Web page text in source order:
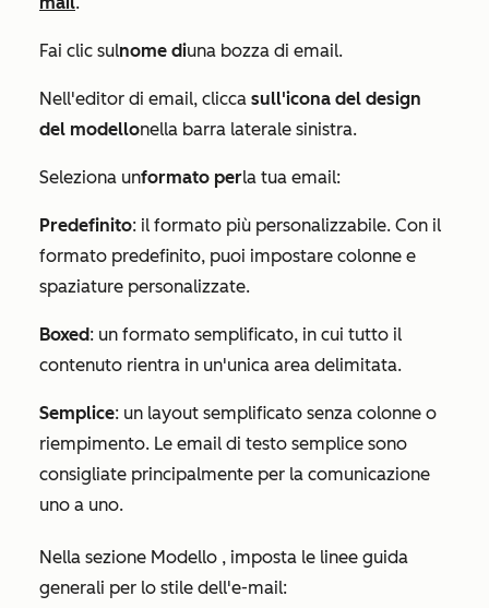
Fai clic sulnome diuna bozza di email.
Nell'editor di email, clicca sull'icona del design
del modellonella barra laterale sinistra.
Seleziona unformato perla tua email:
Predefinito: il formato più personalizzabile. Con il
formato predefinito, puoi impostare colonne e
spaziature personalizzate.
Boxed: un formato semplificato, in cui tutto il
contenuto rientra in un'unica area delimitata.
Semplice: un layout semplificato senza colonne o
riempimento. Le email di testo semplice sono
consigliate principalmente per la comunicazione
uno a uno.
Nella sezione Modello , imposta le linee guida
generali per lo stile dell'e-mail: